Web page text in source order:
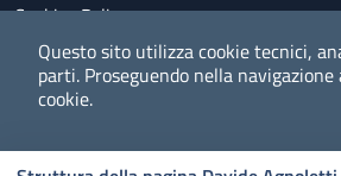
Questo sito utilizza cookie tecnici,
parti. Proseguendo nella
cookie.
Cookies Policy
Policy privacy e protezione del dato
Albo pretorio on-line
Dichiarazione di accessibilità